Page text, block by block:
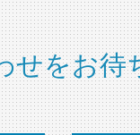
せをお待